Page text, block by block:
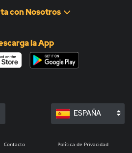
con Nosotros
la App
ESPAÑA
Contacto Política de Privacidad